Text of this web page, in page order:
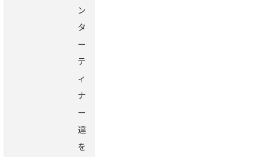
ン
タ
ー
テ
ィ
ナ
ー
達
を